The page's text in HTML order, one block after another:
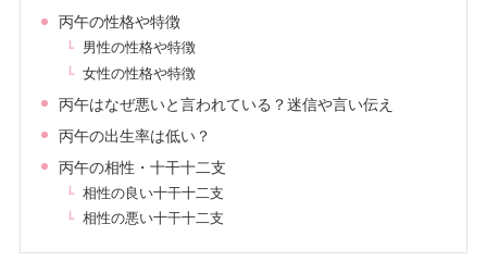
丙午の性格や特徴
男性の性格や特徴
女性の性格や特徴
丙午はなぜ悪いと言われている？迷信や言い伝え
丙午の出生率は低い？
丙午の相性・十干十二支
相性の良い十干十二支
相性の悪い十干十二支